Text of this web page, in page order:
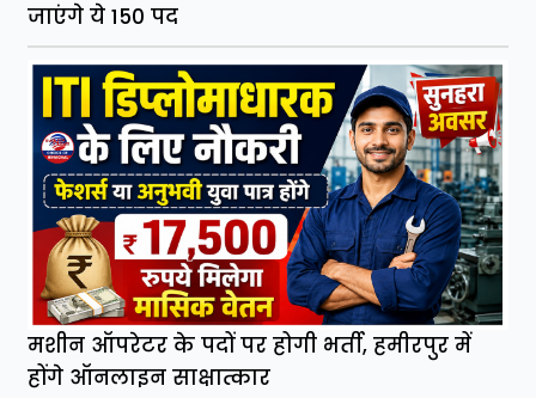
जाएंगे ये 150 पद
मशीन ऑपरेटर के पदों पर होगी भर्ती, हमीरपुर में
होंगे ऑनलाइन साक्षात्कार